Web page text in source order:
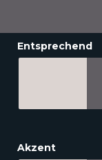
Entsprechend
Akzent